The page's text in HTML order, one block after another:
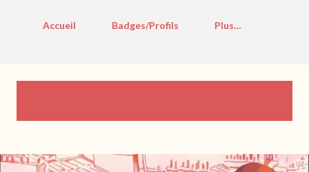
Accueil Badges/Profils Plus…
i